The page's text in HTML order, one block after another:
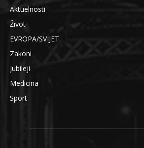
Aktuelnosti
Život
EVROPA/SVIJET
Zakoni
Jubileji
Medicina
Sport